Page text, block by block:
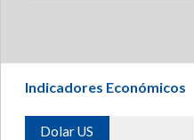
Indicadores Económicos
Dolar US